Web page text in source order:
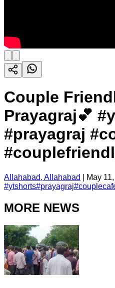
Couple
Prayagraj💕
#prayagraj
Allahabad, Allahabad
May
#ytshorts#prayagraj#
MORE NEWS